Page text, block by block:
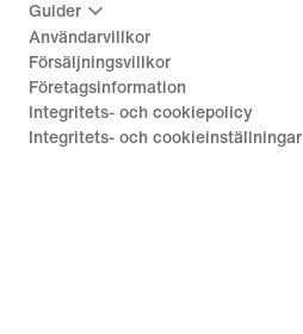
Guider
Användarvillkor
Försäljningsvillkor
Företagsinformation
Integritets- och cookiepolicy
Integritets- och cookieinställningar